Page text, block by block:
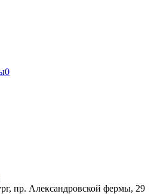
0
пр. Александровской фермы, 29